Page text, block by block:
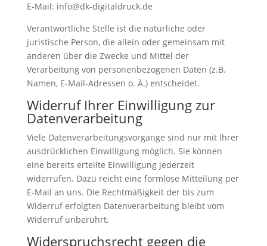
E-Mail: info@dk-digitaldruck.de
Verantwortliche Stelle ist die natürliche oder
juristische Person, die allein oder gemeinsam mit
anderen über die Zwecke und Mittel der
Verarbeitung von personenbezogenen Daten (z.B.
Namen, E-Mail-Adressen o. Ä.) entscheidet.
Widerruf Ihrer Einwilligung zur
Datenverarbeitung
Viele Datenverarbeitungsvorgänge sind nur mit Ihrer
ausdrücklichen Einwilligung möglich. Sie können
eine bereits erteilte Einwilligung jederzeit
widerrufen. Dazu reicht eine formlose Mitteilung per
E-Mail an uns. Die Rechtmäßigkeit der bis zum
Widerruf erfolgten Datenverarbeitung bleibt vom
Widerruf unberührt.
Widerspruchsrecht gegen die